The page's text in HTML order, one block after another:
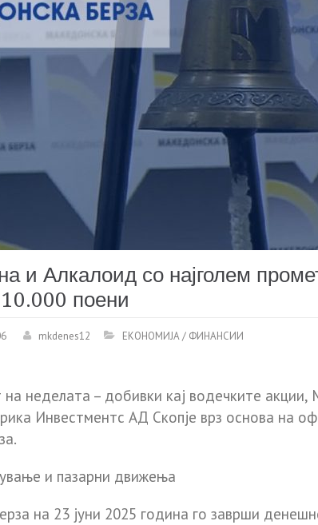
и Алкалоид со најголем
поени
mkdenes12 ЕКОНОМИЈА / ФИНАНСИИ
на неделата – добивки кај водечките
Инвестментс АД Скопје врз основа на
и пазарни движења
на 23 јуни 2025 година го заврши